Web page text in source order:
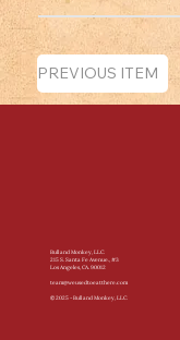
PREVIOUS ITEM
Bull and Monkey, LLC.
215 S. Santa Fe Avenue., #3
Los Angeles, CA. 90012
team@weusedtoeatthere.com
© 2025 - Bull and Monkey, LLC.